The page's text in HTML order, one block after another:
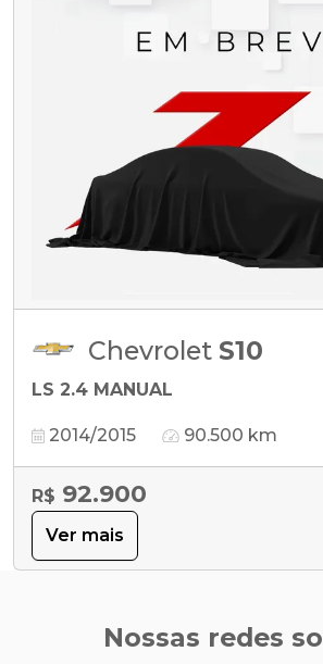
Chevrolet S10
LS 2.4 MANUAL
2014/2015 90.500 km
R$ 92.900
Ver mais
Nossas redes